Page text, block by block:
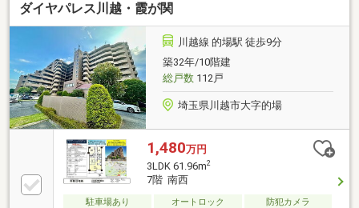
ダイヤパレス川越・霞が関
川越線 的場駅 徒歩9分
築32年/10階建
総戸数112戸
埼玉県川越市大字的場
1,480万円
3LDK 61.96m2
7階 南西
駐車場あり オートロック
防犯カメラ